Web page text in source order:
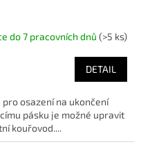
do 7 pracovních dnů (>5 ks)
DETAIL
osazení na ukončení
pásku je možné upravit
kouřovod....